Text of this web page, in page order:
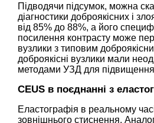
Підводячи підсумок, можна
діагностики доброякісних і
від 85% до 88%, а його
посилення контрасту може
вузлики з типовим
доброякісні вузлики мали
методами УЗД для підвищення
CEUS в поєднанні з
Еластографія в реальному
зовнішнього стиснення.